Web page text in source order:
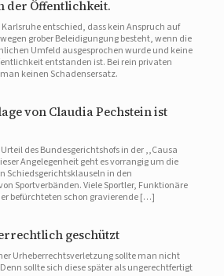
der Öffentlichkeit.
entschied, dass kein Anspruch auf
grober Beleidigungung besteht, wenn die
Umfeld ausgesprochen wurde und keine
entstanden ist. Bei rein privaten
keinen Schadensersatz.
von Claudia Pechstein ist
des Bundesgerichtshofs in der ,,Causa
Angelegenheit geht es vorrangig um die
Schiedsgerichtsklauseln in den
Sportverbänden. Viele Sportler, Funktionäre
befürchteten schon gravierende […]
geschützt
Urheberrechtsverletzung sollte man nicht
sollte sich diese später als ungerechtfertigt